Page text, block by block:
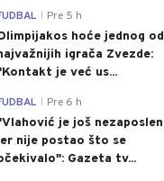
Pre 5 h
hoće jednog od
igrača Zvezde:
je već us...
Pre 6 h
je još nezaposlen
nije postao što se
Gazeta tv...